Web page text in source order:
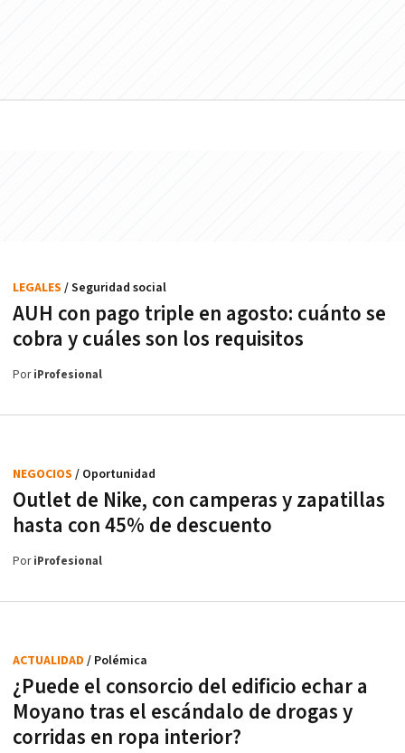
AUH con pago triple en agosto: cuánto se
cobra y cuáles son los requisitos
LEGALES / Seguridad social
PoriProfesional
Outlet de Nike, con camperas y zapatillas
hasta con 45% de descuento
NEGOCIOS / Oportunidad
PoriProfesional
¿Puede el consorcio del edificio echar a
Moyano tras el escándalo de drogas y
corridas en ropa interior?
ACTUALIDAD / Polémica